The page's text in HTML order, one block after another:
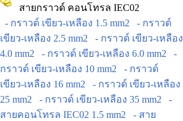
สายกราวด์ คอนโทรล IEC02
- กราวด์ เขียว-เหลือง 1.5 mm2
- กราวด์
เขียว-เหลือง 2.5 mm2
- กราวด์ เขียว-เหลือง
4.0 mm2
- กราวด์ เขียว-เหลือง 6.0 mm2
-
กราวด์ เขียว-เหลือง 10 mm2
- กราวด์
เขียว-เหลือง 16 mm2
- กราวด์ เขียว-เหลือง
25 mm2
- กราวด์ เขียว-เหลือง 35 mm2
-
สายคอนโทรล IEC02 1.5 mm2
- สาย